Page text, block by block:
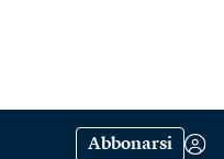
Abbonarsi